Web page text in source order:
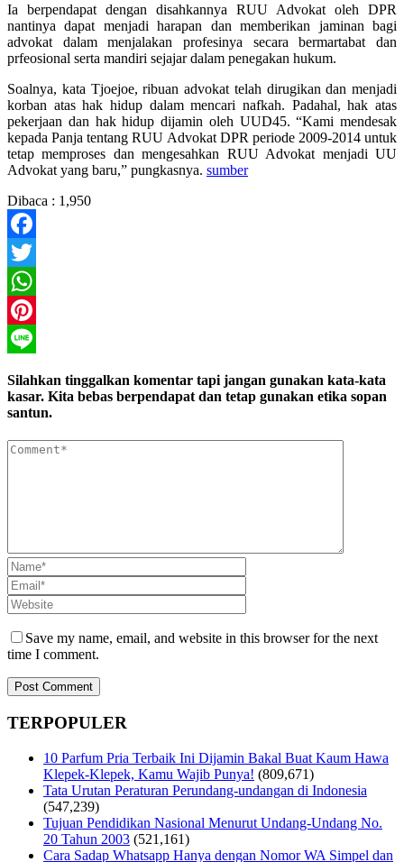
Ia berpendapat dengan disahkannya RUU Advokat oleh DPR
nantinya dapat menjadi harapan dan memberikan jaminan bagi
advokat dalam menjalakan profesinya secara bermartabat dan
prfeosional serta mandiri sejajar dalam penegakan hukum.
Soalnya, kata Tjoejoe, ribuan advokat telah dirugikan dan menjadi
korban atas hak hidup dalam mencari nafkah. Padahal, hak atas
pekerjaan dan hak hidup dijamin oleh UUD45. “Kami mendesak
kepada Panja tentang RUU Advokat DPR periode 2009-2014 untuk
tetap memproses dan mengesahkan RUU Advokat menjadi UU
Advokat yang baru,” pungkasnya. sumber
Dibaca : 1,950
Facebook
Twitter
WhatsApp
Pinterest
Silahkan tinggalkan komentar tapi jangan gunakan kata-kata
kasar. Kita bebas berpendapat dan tetap gunakan etika sopan
santun.
Save my name, email, and website in this browser for the next
time I comment.
TERPOPULER
10 Parfum Pria Terbaik Ini Dijamin Bakal Buat Kaum Hawa
Klepek-Klepek, Kamu Wajib Punya! (809,671)
Tata Urutan Peraturan Perundang-undangan di Indonesia
(547,239)
Tujuan Pendidikan Nasional Menurut Undang-Undang No.
20 Tahun 2003 (521,161)
Cara Sadap Whatsapp Hanya dengan Nomor WA Simpel dan